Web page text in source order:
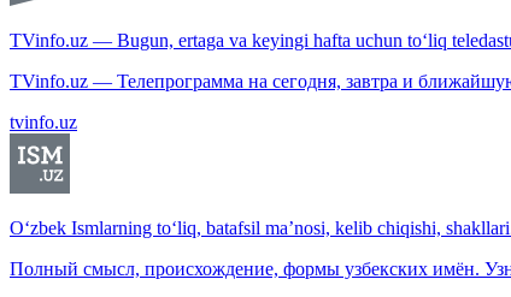
TVinfo.uz — Bugun, ertaga va keyingi hafta uchun to‘liq
TVinfo.uz — Телепрограмма на сегодня, завтра и
tvinfo.uz
O‘zbek Ismlarning to‘liq, batafsil ma’nosi, kelib chiqishi,
Полный смысл, происхождение, формы узбекских имён.